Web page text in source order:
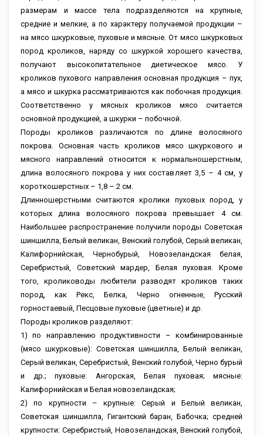
размерам и массе тела подразделяются на крупные,
средние и мелкие, а по характеру получаемой продукции –
на мясо шкурковые, пуховые и мясные. От мясо шкурковых
пород кроликов, наряду со шкуркой хорошего качества,
получают высокопитательное диетическое мясо. У
кроликов пухового направления основная продукция – пух,
а мясо и шкурка рассматриваются как побочная продукция.
Соответственно у мясных кроликов мясо считается
основной продукцией, а шкурки – побочной.
Породы кроликов различаются по длине волосяного
покрова. Основная часть кроликов мясо шкуркового и
мясного направлений относится к нормальношерстным,
длина волосяного покрова у них составляет 3,5 – 4 см, у
короткошерстных – 1,8 – 2 см.
Длинношерстными считаются кролики пуховых пород, у
которых длина волосяного покрова превышает 4 см.
Наибольшее распространение получили породы Советская
шиншилла, Белый великан, Венский голубой, Серый великан,
Калифорнийская, Чернобурый, Новозеландская белая,
Серебристый, Советский мардер, Белая пуховая. Кроме
того, кролиководы любители разводят кроликов таких
пород, как Рекс, Белка, Черно огненные, Русский
горностаевый, Песцовые пуховые (цветные) и др.
Породы кроликов разделяют:
1) по направлению продуктивности – комбинированные
(мясо шкурковые): Советская шиншилла, Белый великан,
Серый великан, Серебристый, Венский голубой, Черно бурый
и др.; пуховые: Ангорская, Белая пуховая; мясные:
Калифорнийская и Белая новозеландская;
2) по крупности – крупные: Серый и Белый великан,
Советская шиншилла, Гигантский баран, Бабочка; средней
крупности: Серебристый, Новозеландская, Венский голубой,